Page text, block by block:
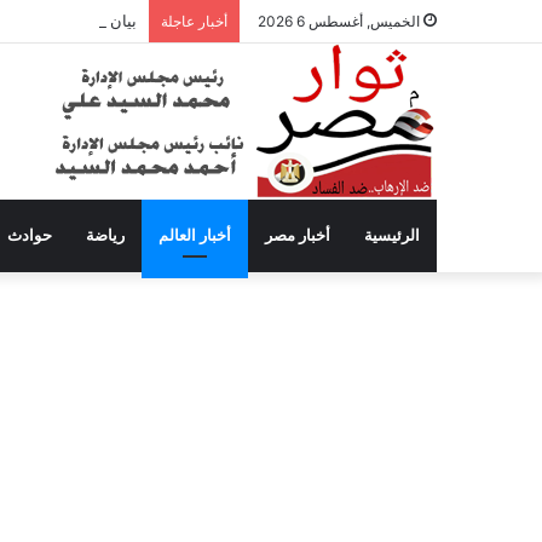
الخميس, أغسطس 6 2026 أخبار عاجلة بيان عاجل من
الرئيسية أخبار مصر أخبار العالم رياضة حوادث